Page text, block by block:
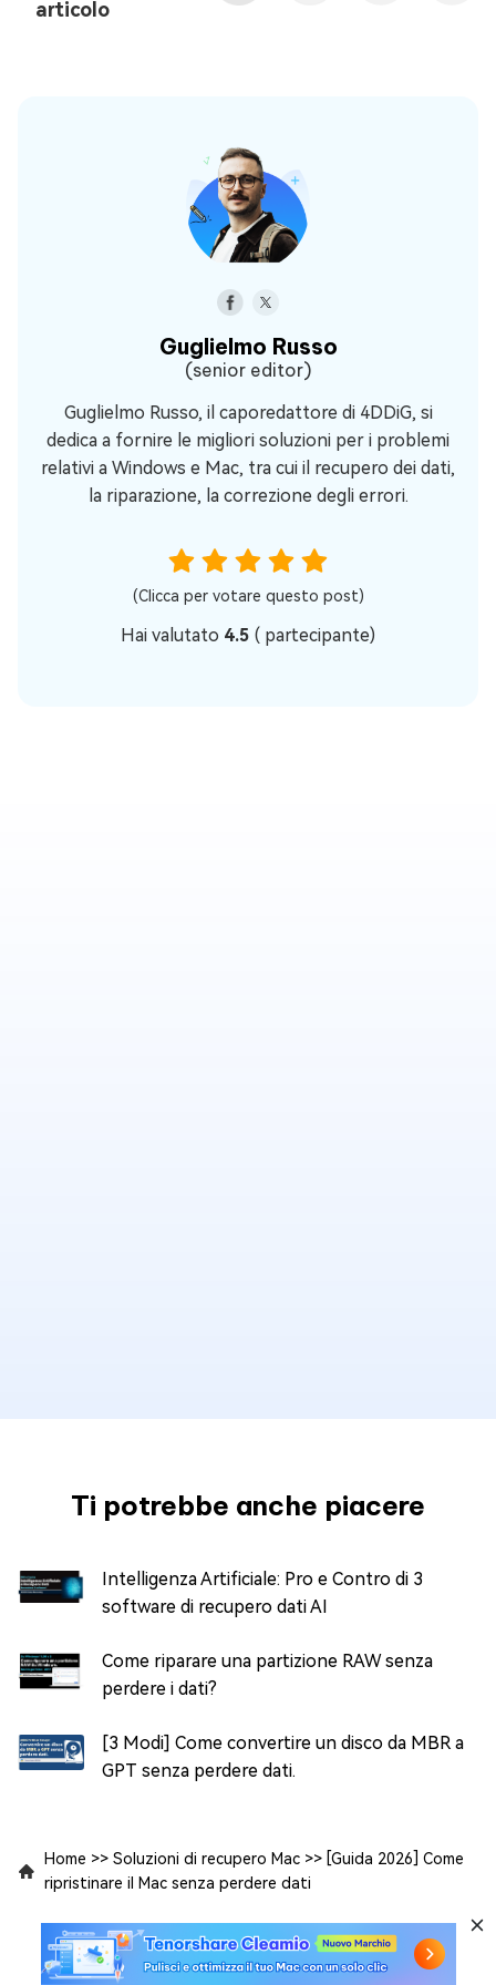
articolo
Guglielmo Russo
(senior editor)
Guglielmo Russo, il caporedattore di 4DDiG, si
dedica a fornire le migliori soluzioni per i problemi
relativi a Windows e Mac, tra cui il recupero dei dati,
la riparazione, la correzione degli errori.
(Clicca per votare questo post)
Hai valutato 4.5 ( partecipante)
Ti potrebbe anche piacere
Intelligenza Artificiale: Pro e Contro di 3
software di recupero dati AI
Come riparare una partizione RAW senza
perdere i dati?
[3 Modi] Come convertire un disco da MBR a
GPT senza perdere dati.
Home >> Soluzioni di recupero Mac >> [Guida 2026] Come
ripristinare il Mac senza perdere dati